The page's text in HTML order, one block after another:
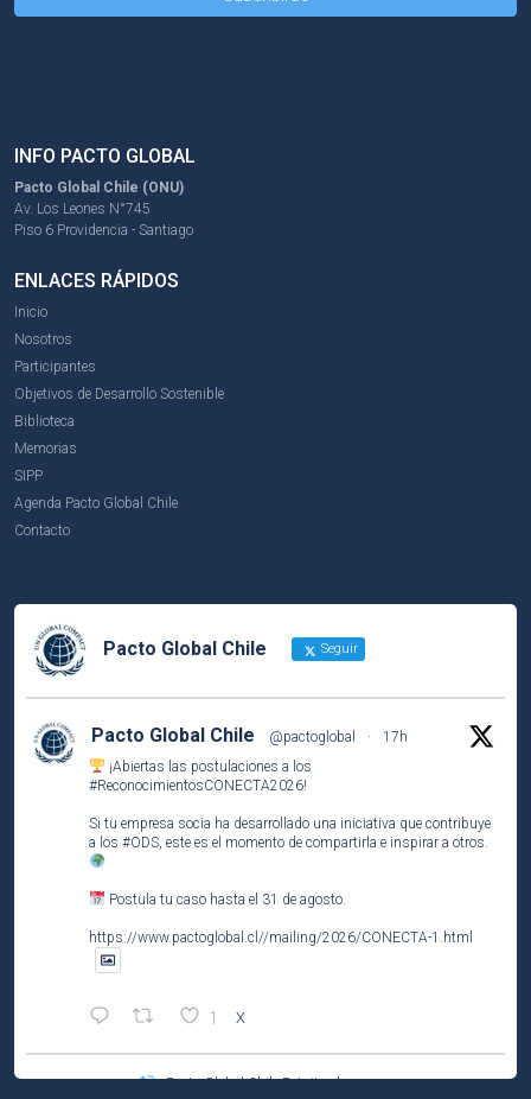
INFO PACTO GLOBAL
Pacto Global Chile (ONU)
Av. Los Leones N°745
Piso 6 Providencia - Santiago
ENLACES RÁPIDOS
Inicio
Nosotros
Participantes
Objetivos de Desarrollo Sostenible
Biblioteca
Memorias
SIPP
Agenda Pacto Global Chile
Contacto
Pacto Global Chile Seguir
Pacto Global Chile @pactoglobal ·
17h
¡Abiertas las postulaciones a los
#ReconocimientosCONECTA2026!
Si tu empresa socia ha desarrollado una iniciativa que contribuye
a los #ODS , este es el momento de compartirla e inspirar a otros.
Postula tu caso hasta el 31 de agosto.
https://www.pactoglobal.cl//mailing/2026/CONECTA-1.html
1 X
Pacto Global Chile Retuiteado